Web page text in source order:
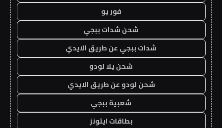
فور يو
شحن شدات ببجي
شدات ببجي عن طريق الايدي
شحن يلا لودو
شحن لودو عن طريق الايدي
شعبية ببجي
بطاقات ايتونز